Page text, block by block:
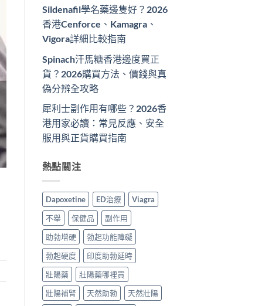
Sildenafil學名藥邊隻好？2026
香港Cenforce、Kamagra、
Vigora詳細比較指南
Spinach汗馬糖香港邊度買正
貨？2026購買方法、價錢與真
偽分辨全攻略
犀利士副作用有哪些？2026香
港用家必讀：常見反應、安全
服用與正貨購買指南
熱點關注
Dapoxetine ED治療
Viagra
不舉
保健品
副作用
助勃增硬
勃起功能障礙
勃起硬度
印度助勃延時
壯陽藥
壯陽藥哪裡買
壯陽補腎
天然助勃
天然壯陽